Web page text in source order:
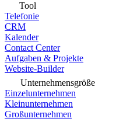
Tool
Telefonie
CRM
Kalender
Contact Center
Aufgaben & Projekte
Website-Builder
Unternehmensgröße
Einzelunternehmen
Kleinunternehmen
Großunternehmen